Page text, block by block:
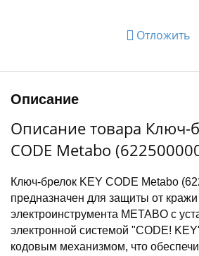
Отложить
Описание
Описание товара Ключ-
CODE Metabo
Ключ-брелок KEY CODE Metabo
предназначен для защиты от кражи
электроинструмента METABO с
электронной системой "CODE!
кодовым механизмом, что